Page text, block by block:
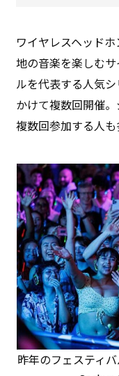
ワイヤレスヘッド
地の音楽を楽しむ
ルを代表する人気
かけて複数回開催。
複数回参加する人も
昨年のフェスティ